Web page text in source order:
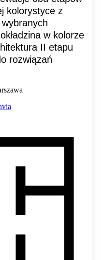
kolorystyce z
w kolorze
II etapu
rozwiązań